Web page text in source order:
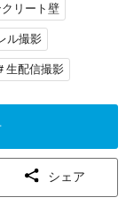
リート壁
ル撮影
生配信撮影
シェア